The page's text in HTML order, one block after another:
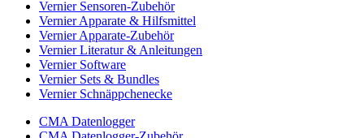
Vernier Sensoren-Zubehör
Vernier Apparate & Hilfsmittel
Vernier Apparate-Zubehör
Vernier Literatur & Anleitungen
Vernier Software
Vernier Sets & Bundles
Vernier Schnäppchenecke
CMA Datenlogger